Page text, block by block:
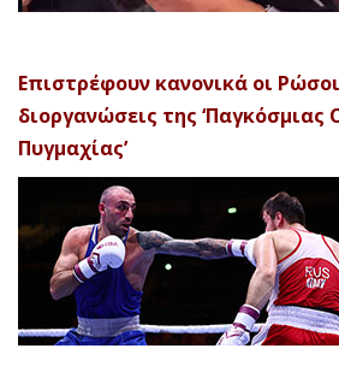
Επιστρέφουν κανονικά οι
διοργανώσεις της ‘Παγκόσμιας
Πυγμαχίας’